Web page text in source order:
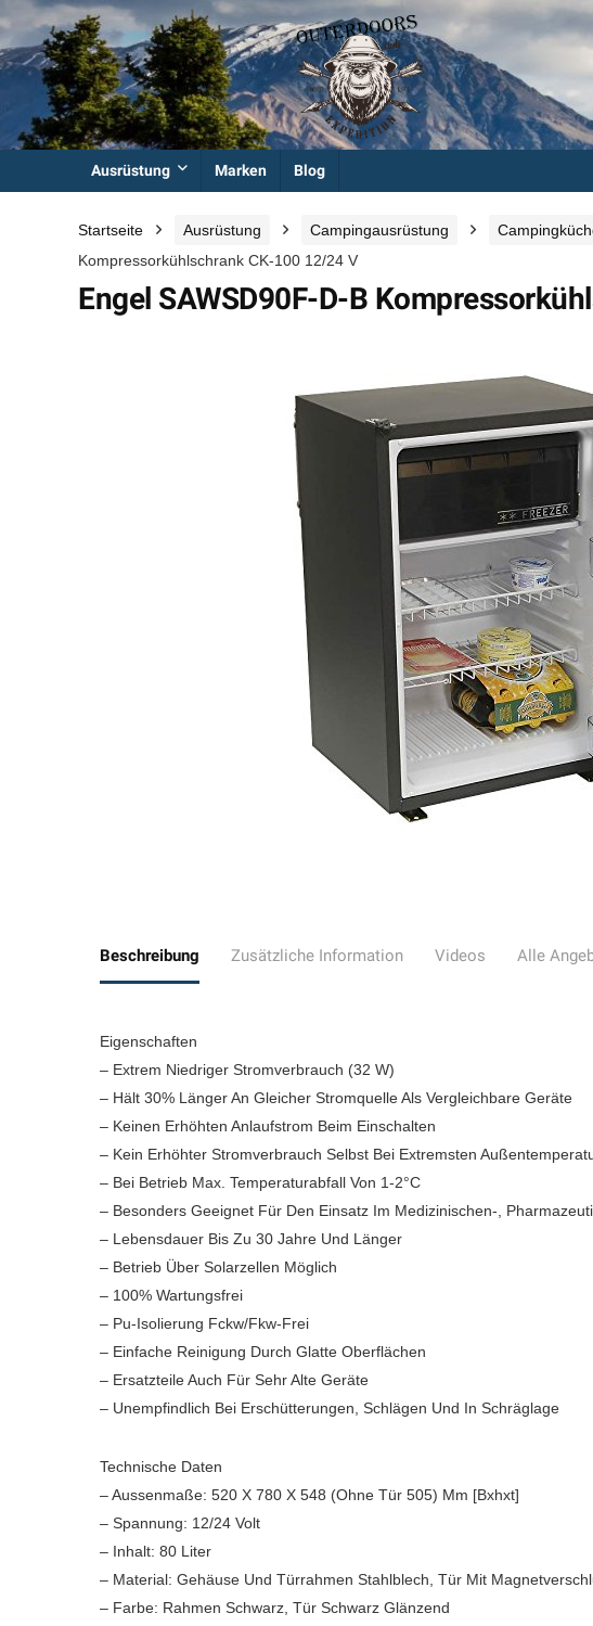
Ausrüstung Marken Blog
Startseite Ausrüstung Campingausrüstung
Kompressorkühlschrank CK-100 12/24 V
Engel SAWSD90F-D-B
Beschreibung Zusätzliche Information Videos Alle
Eigenschaften
– Extrem Niedriger Stromverbrauch (32 W)
– Hält 30% Länger An Gleicher Stromquelle Als Vergleichbare Geräte
– Keinen Erhöhten Anlaufstrom Beim Einschalten
– Kein Erhöhter Stromverbrauch Selbst Bei Extremsten
– Bei Betrieb Max. Temperaturabfall Von 1-2°C
– Besonders Geeignet Für Den Einsatz Im Medizinischen-,
– Lebensdauer Bis Zu 30 Jahre Und Länger
– Betrieb Über Solarzellen Möglich
– 100% Wartungsfrei
– Pu-Isolierung Fckw/Fkw-Frei
– Einfache Reinigung Durch Glatte Oberflächen
– Ersatzteile Auch Für Sehr Alte Geräte
– Unempfindlich Bei Erschütterungen, Schlägen Und In Schräglage
Technische Daten
– Aussenmaße: 520 X 780 X 548 (Ohne Tür 505) Mm [Bxhxt]
– Spannung: 12/24 Volt
– Inhalt: 80 Liter
– Material: Gehäuse Und Türrahmen Stahlblech, Tür Mit
– Farbe: Rahmen Schwarz, Tür Schwarz Glänzend